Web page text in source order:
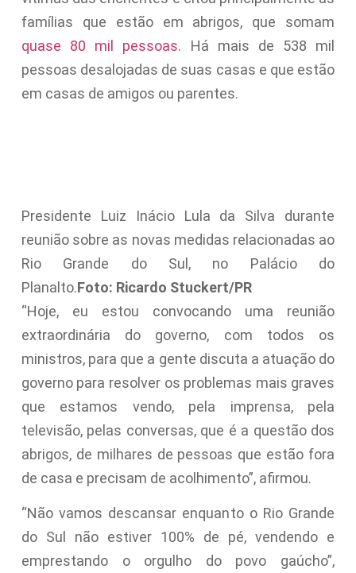
famílias que estão em abrigos, que somam
quase 80 mil pessoas. Há mais de 538 mil
pessoas desalojadas de suas casas e que estão
em casas de amigos ou parentes.
Presidente Luiz Inácio Lula da Silva durante
reunião sobre as novas medidas relacionadas ao
Rio Grande do Sul, no Palácio do
Planalto.Foto: Ricardo Stuckert/PR
“Hoje, eu estou convocando uma reunião
extraordinária do governo, com todos os
ministros, para que a gente discuta a atuação do
governo para resolver os problemas mais graves
que estamos vendo, pela imprensa, pela
televisão, pelas conversas, que é a questão dos
abrigos, de milhares de pessoas que estão fora
de casa e precisam de acolhimento”, afirmou.
“Não vamos descansar enquanto o Rio Grande
do Sul não estiver 100% de pé, vendendo e
emprestando o orgulho do povo gaúcho”,